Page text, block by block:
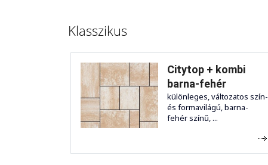
Klasszikus
Citytop + kombi
barna-fehér
különleges, változatos szín-
és formavilágú, barna-
fehér színű, ...